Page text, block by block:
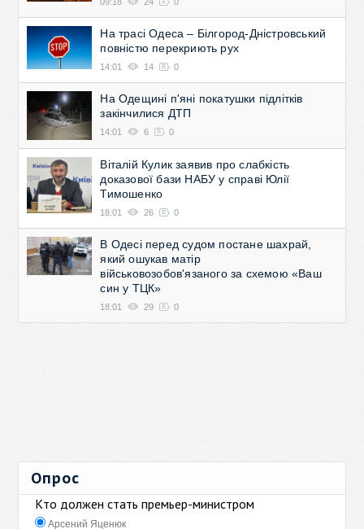
На трасі Одеса – Білгород-Дністровський
повністю перекриють рух
14:01 14 0
На Одещині п'яні покатушки підлітків
закінчилися ДТП
14:01 6 0
Віталій Кулик заявив про слабкість
доказової бази НАБУ у справі Юлії
Тимошенко
18:01 26 0
В Одесі перед судом постане шахрай,
який ошукав матір
військовозобов'язаного за схемою «Ваш
син у ТЦК»
18:01 29 0
Опрос
Кто должен стать премьер-министром
Арсений Яценюк